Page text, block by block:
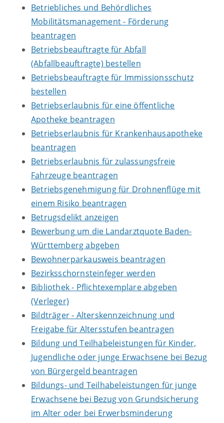
Betriebliches und Behördliches
Mobilitätsmanagement - Förderung
beantragen
Betriebsbeauftragte für Abfall
(Abfallbeauftragte) bestellen
Betriebsbeauftragte für Immissionsschutz
bestellen
Betriebserlaubnis für eine öffentliche
Apotheke beantragen
Betriebserlaubnis für Krankenhausapotheke
beantragen
Betriebserlaubnis für zulassungsfreie
Fahrzeuge beantragen
Betriebsgenehmigung für Drohnenflüge mit
einem Risiko beantragen
Betrugsdelikt anzeigen
Bewerbung um die Landarztquote Baden-
Württemberg abgeben
Bewohnerparkausweis beantragen
Bezirksschornsteinfeger werden
Bibliothek - Pflichtexemplare abgeben
(Verleger)
Bildträger - Alterskennzeichnung und
Freigabe für Altersstufen beantragen
Bildung und Teilhabeleistungen für Kinder,
Jugendliche oder junge Erwachsene bei Bezug
von Bürgergeld beantragen
Bildungs- und Teilhabeleistungen für junge
Erwachsene bei Bezug von Grundsicherung
im Alter oder bei Erwerbsminderung